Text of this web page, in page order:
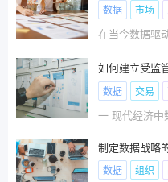
数据 市场
如何建立受监
数据 交易
制定数据战略
数据 组织